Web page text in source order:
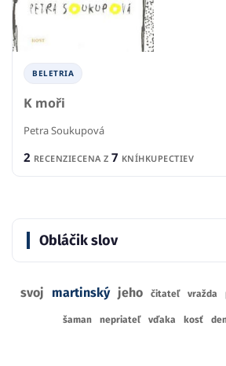
BELETRIA
K moři
Petra Soukupová
2 RECENZIECENA Z 7 KNÍHKUPECTIEV
Obláčik slov
svoj martinský jeho čitateľ vražda
šaman nepriateľ vďaka kosť